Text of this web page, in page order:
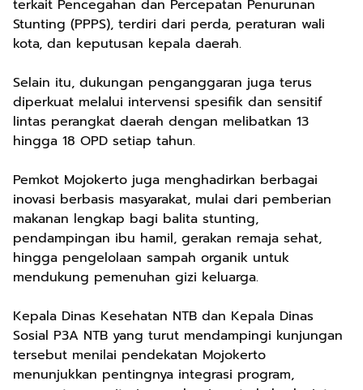
terkait Pencegahan dan Percepatan Penurunan
Stunting (PPPS), terdiri dari perda, peraturan wali
kota, dan keputusan kepala daerah.
Selain itu, dukungan penganggaran juga terus
diperkuat melalui intervensi spesifik dan sensitif
lintas perangkat daerah dengan melibatkan 13
hingga 18 OPD setiap tahun.
Pemkot Mojokerto juga menghadirkan berbagai
inovasi berbasis masyarakat, mulai dari pemberian
makanan lengkap bagi balita stunting,
pendampingan ibu hamil, gerakan remaja sehat,
hingga pengelolaan sampah organik untuk
mendukung pemenuhan gizi keluarga.
Kepala Dinas Kesehatan NTB dan Kepala Dinas
Sosial P3A NTB yang turut mendampingi kunjungan
tersebut menilai pendekatan Mojokerto
menunjukkan pentingnya integrasi program,